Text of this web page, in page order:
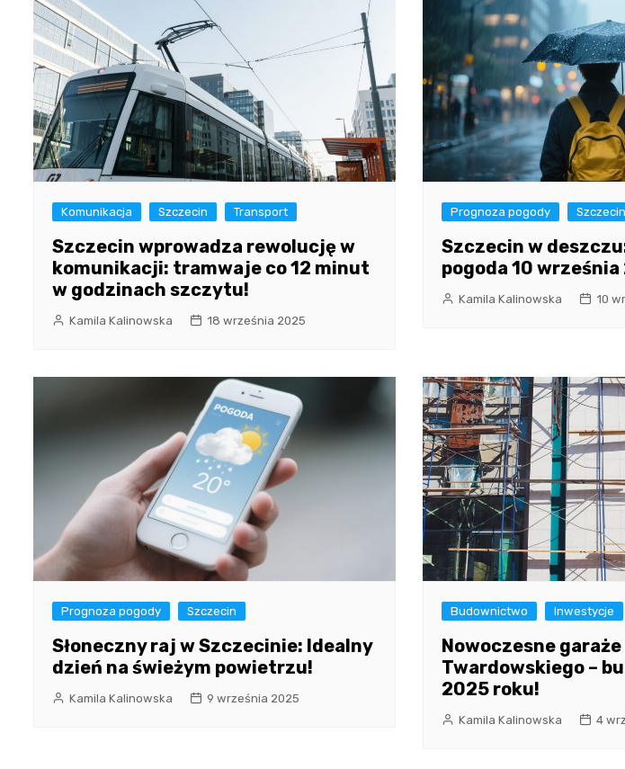
Komunikacja Szczecin Transport
Szczecin wprowadza rewolucję w
komunikacji: tramwaje co 12 minut
w godzinach szczytu!
Kamila Kalinowska 18 września 2025
Prognoza pogody Szczecin
Szczecin w
pogoda 10 września
Kamila Kalinowska 10
Prognoza pogody Szczecin
Słoneczny raj w Szczecinie: Idealny
dzień na świeżym powietrzu!
Kamila Kalinowska 9 września 2025
Budownictwo Inwestycje
Nowoczesne
Twardowskiego –
2025 roku!
Kamila Kalinowska 4